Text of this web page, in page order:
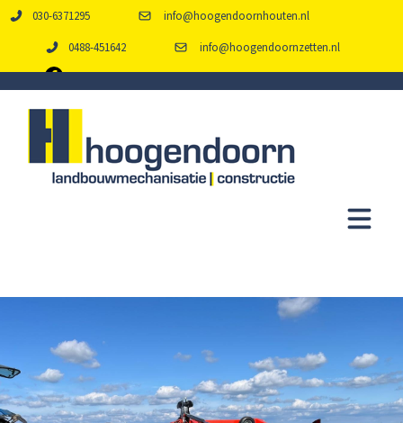
030-6371295 info@hoogendoornhouten.nl
0488-451642 info@hoogendoornzetten.nl